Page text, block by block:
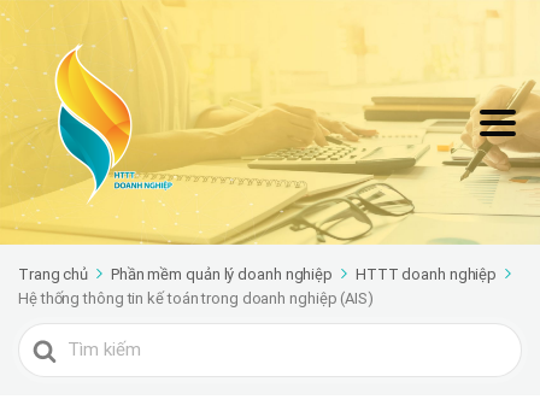
Trang chủ Phần mềm quản lý doanh nghiệp
HTTT doanh nghiệp
Hệ thống thông tin kế toán trong doanh nghiệp (AIS)
Search
For